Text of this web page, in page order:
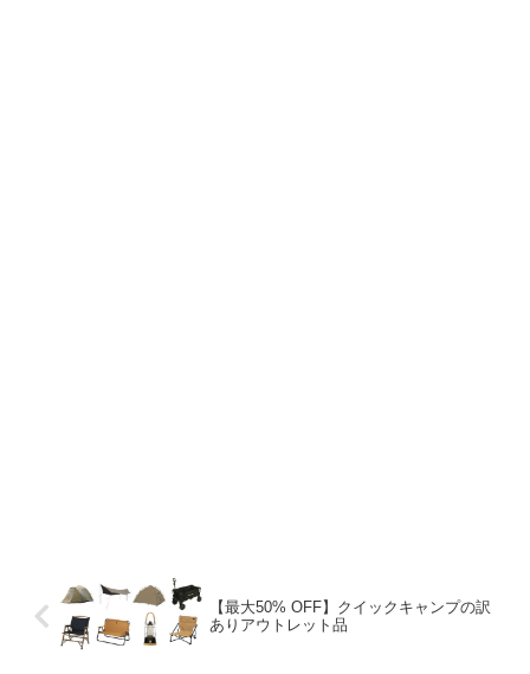
【最大50% OFF】クイックキャンプの訳
ありアウトレット品